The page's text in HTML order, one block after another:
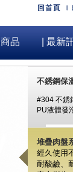
商品 | 最新
不銹鋼保
#304 不銹
PU液體發
堆疊肉盤
經久使用
耐酸鹼、